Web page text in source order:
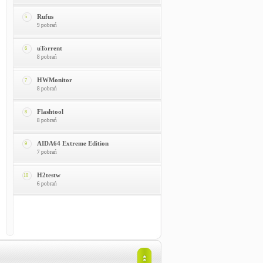
5 Rufus
9 pobrań
6 uTorrent
8 pobrań
7 HWMonitor
8 pobrań
8 Flashtool
8 pobrań
9 AIDA64 Extreme Edition
7 pobrań
10 H2testw
6 pobrań